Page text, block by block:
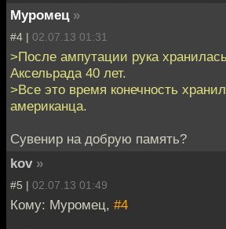
Муромец »
#4 | 02.07.13 01:31
>После ампутации рука
Аксельрада 40 лет.
>Все это время конечность
американца.
Сувенир на добрую память?
kov »
#5 | 02.07.13 01:49
Кому: Муромец, #4